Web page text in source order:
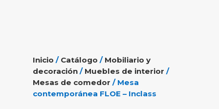
Inicio / Catálogo / Mobiliario y
decoración / Muebles de interior /
Mesas de comedor / Mesa
contemporánea FLOE – Inclass